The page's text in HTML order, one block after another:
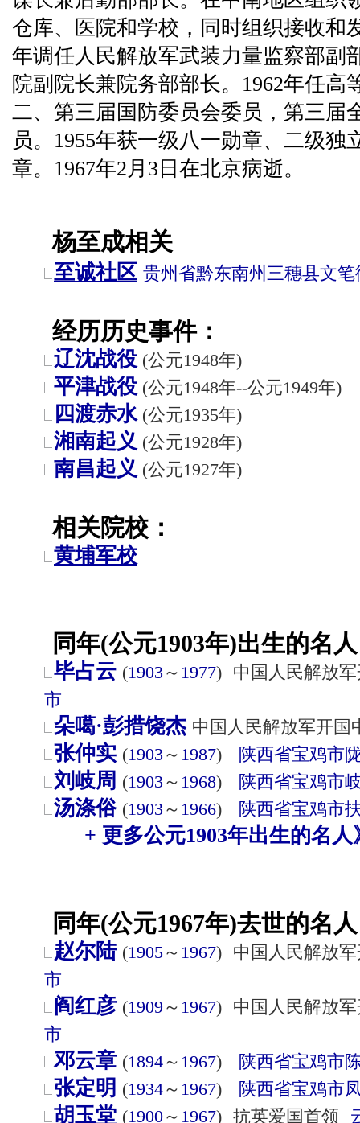
仓库、医院和学校，同时组织接收和
年调任人民解放军武装力量监察部副
院副院长兼院务部部长。1962年任高
二、第三届国防委员会委员，第三届
员。1955年获一级八一勋章、二级独
章。1967年2月3日在北京病逝。
杨至成相关
至诚社区 贵州省黔东南州 三穗县文笔
经历历史事件：
辽沈战役 (公元1948年)
平津战役 (公元1948年--公元1949年)
四渡赤水(公元1935年)
湘南起义 (公元1928年)
南昌起义 (公元1927年)
相关院校：
黄埔军校
同年(公元1903年)出生的名
毕占云 (1903 ～ 1977) 中国人民解放
市
朵噶·彭措饶杰 中国人民解放军开国
张仲实 (1903 ～ 1987) 陕西省宝鸡市
刘岐周 (1903 ～ 1968) 陕西省宝鸡市
汤涤俗 (1903 ～ 1966) 陕西省宝鸡市
+ 更多公元1903年出生的名人
同年(公元1967年)去世的名
赵尔陆 (1905～ 1967) 中国人民解放
市
阎红彦 (1909 ～ 1967) 中国人民解放
市
邓云章 (1894～ 1967) 陕西省宝鸡市
张定明 (1934～ 1967) 陕西省宝鸡市
胡玉堂 (1900～ 1967) 抗英爱国首领